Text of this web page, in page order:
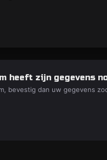
heeft zijn gegevens
bevestig dan uw gegevens